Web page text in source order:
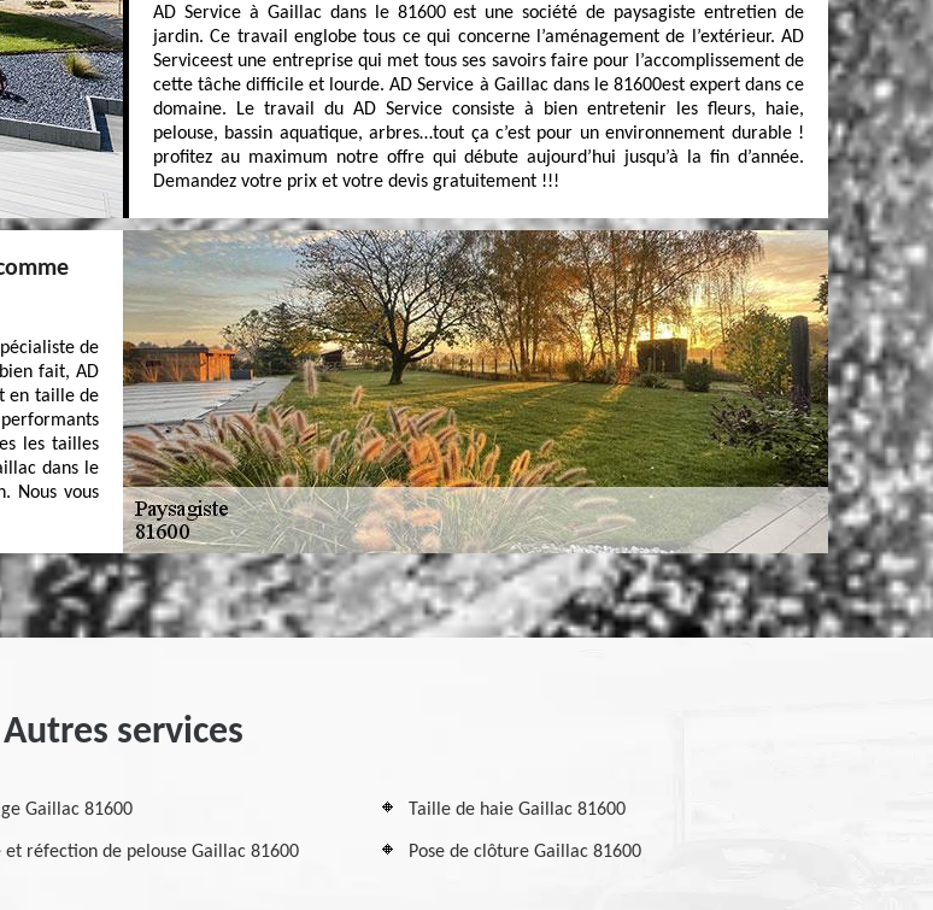
AD Service à Gaillac dans le 81600 est une société de paysagiste entretien de
jardin. Ce travail englobe tous ce qui concerne l’aménagement de l’extérieur. AD
Serviceest une entreprise qui met tous ses savoirs faire pour l’accomplissement de
cette tâche difficile et lourde. AD Service à Gaillac dans le 81600est expert dans ce
domaine. Le travail du AD Service consiste à bien entretenir les fleurs, haie,
pelouse, bassin aquatique, arbres…tout ça c’est pour un environnement durable !
profitez au maximum notre offre qui débute aujourd’hui jusqu’à la fin d’année.
Demandez votre prix et votre devis gratuitement !!!
de
fait, AD
en taille de
les tailles
dans le
Nous vous
Autres services
Gaillac 81600 Taille de haie Gaillac 81600
et réfection de pelouse Gaillac 81600 Pose de clôture Gaillac 81600